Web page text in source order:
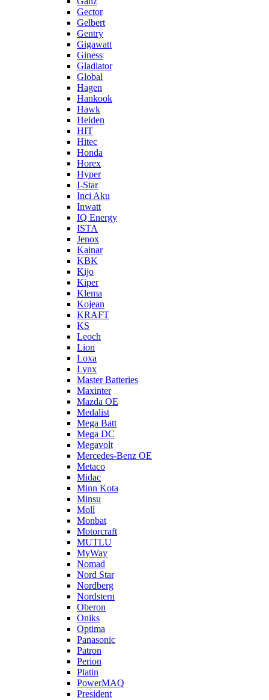
Gector
Gelbert
Gentry
Gigawatt
Giness
Gladiator
Global
Hagen
Hankook
Hawk
Helden
HIT
Hitec
Honda
Horex
Hyper
I-Star
Inci Aku
Inwatt
IQ Energy
ISTA
Jenox
Kainar
KBK
Kijo
Kiper
Klema
Kojean
KRAFT
KS
Leoch
Lion
Loxa
Lynx
Master Batteries
Maxinter
Mazda OE
Medalist
Mega Batt
Mega DC
Megavolt
Mercedes-Benz OE
Metaco
Midac
Minn Kota
Minsu
Moll
Monbat
Motorcraft
MUTLU
MyWay
Nomad
Nord Star
Nordberg
Nordstern
Oberon
Oniks
Optima
Panasonic
Patron
Perion
Platin
PowerMAQ
President